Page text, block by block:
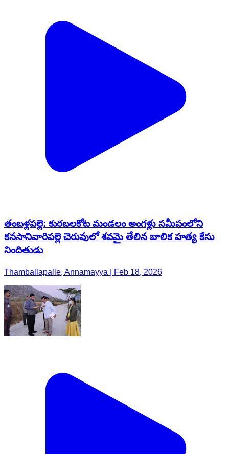
తంబళ్లపల్లె: కురబలకోట మండలం అంగళ్లు సమీపంలోని
కనసానివారిపల్లె చెరువులో శవమై తేలిన బాలిక హత్య కేసు
నిందితుడు
Thamballapalle, Annamayya | Feb 18, 2026